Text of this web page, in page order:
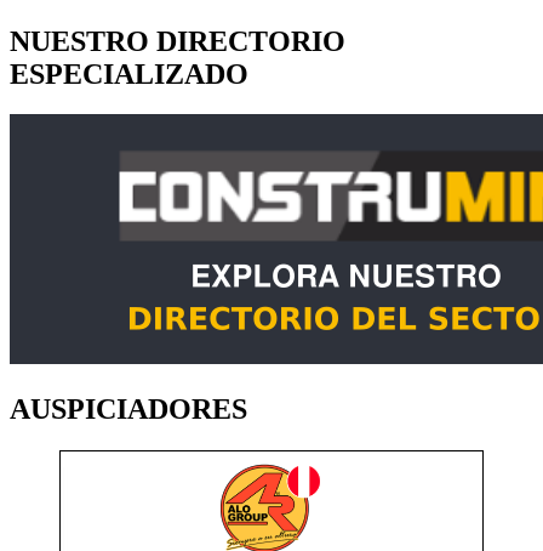
NUESTRO DIRECTORIO
ESPECIALIZADO
AUSPICIADORES